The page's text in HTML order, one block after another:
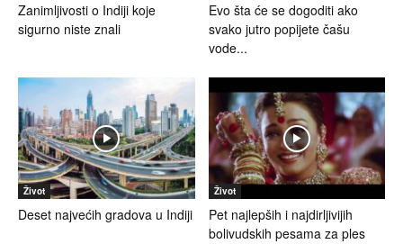
Zanimljivosti o Indiji koje
sigurno niste znali
Evo šta će se dogoditi ako
svako jutro popijete čašu
vode...
Život
Deset najvećih gradova u Indiji
Život
Pet najlepših i najdirljivijih
bolivudskih pesama za ples